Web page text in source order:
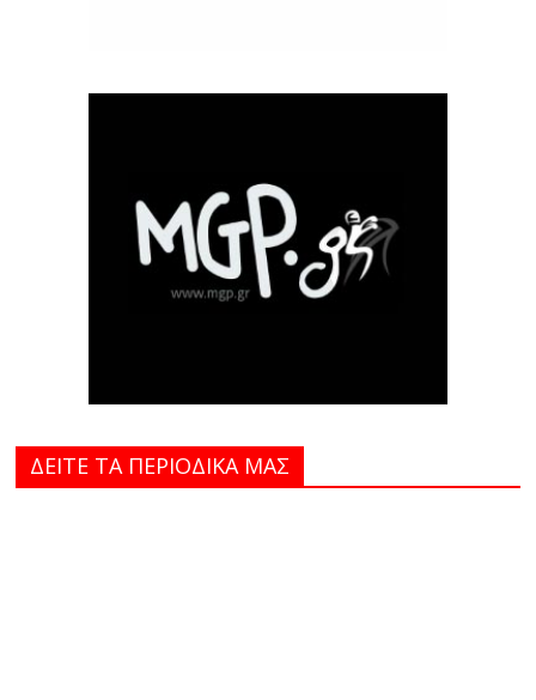
ΔΕΙΤΕ ΤΑ ΠΕΡΙΟΔΙΚΑ MAΣ